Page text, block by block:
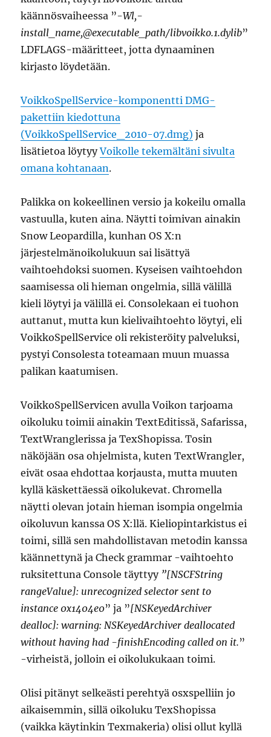
käännösvaiheessa ”-Wl,-
install_name,@executable_path/libvoikko.1.dylib”
LDFLAGS-määritteet, jotta dynaaminen
kirjasto löydetään.
VoikkoSpellService-komponentti DMG-
pakettiin kiedottuna
(VoikkoSpellService_2010-07.dmg) ja
lisätietoa löytyyVoikolle tekemältäni sivulta
omana kohtanaan.
Palikka on kokeellinen versio ja kokeilu omalla
vastuulla, kuten aina. Näytti toimivan ainakin
Snow Leopardilla, kunhan OS X:n
järjestelmänoikolukuun sai lisättyä
vaihtoehdoksi suomen. Kyseisen vaihtoehdon
saamisessa oli hieman ongelmia, sillä välillä
kieli löytyi ja välillä ei. Consolekaan ei tuohon
auttanut, mutta kun kielivaihtoehto löytyi, eli
VoikkoSpellService oli rekisteröity palveluksi,
pystyi Consolesta toteamaan muun muassa
palikan kaatumisen.
VoikkoSpellServicen avulla Voikon tarjoama
oikoluku toimii ainakin TextEditissä, Safarissa,
TextWranglerissa ja TexShopissa. Tosin
näköjään osa ohjelmista, kuten TextWrangler,
eivät osaa ehdottaa korjausta, mutta muuten
kyllä käskettäessä oikolukevat. Chromella
näytti olevan jotain hieman isompia ongelmia
oikoluvun kanssa OS X:llä. Kieliopintarkistus ei
toimi, sillä sen mahdollistavan metodin kanssa
käännettynä ja Check grammar -vaihtoehto
ruksitettuna Console täyttyy ”[NSCFString
rangeValue]: unrecognized selector sent to
instance 0x1404e0” ja ”[NSKeyedArchiver
dealloc]: warning: NSKeyedArchiver deallocated
without having had -finishEncoding called on it.”
-virheistä, jolloin ei oikolukukaan toimi.
Olisi pitänyt selkeästi perehtyä osxspelliin jo
aikaisemmin, sillä oikoluku TexShopissa
(vaikka käytinkin Texmakeria) olisi ollut kyllä